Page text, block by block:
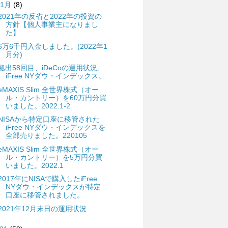
1月 (8)
年の反省と2022年の投資の
方針【個人事業主になりまし
た】
万6千円入金しました。(2022年1
月分)
出58回目、iDeCoの運用状況、
iFree NYダウ・インデックス。
Slim 全世界株式（オー
ル・カントリー）を60万円分買
いました。2022.1-2
から特定口座に移管された
iFree NYダウ・インデックスを
全部売りました。220105
Slim 全世界株式（オー
ル・カントリー）を5万円分買
いました。2022.1
年にNISAで購入したiFree
NYダウ・インデックスが特定
口座に移管されました。
年12月末日の運用状況